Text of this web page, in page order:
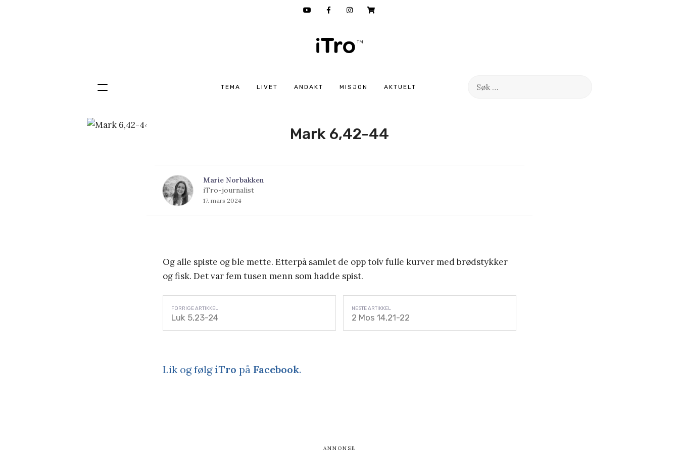
TEMA LIVET ANDAKT MISJON AKTUELT
Søk
Hopp
innhold
Mark 6,42-44
Marie Norbakken
iTro-journalist
17. mars 2024
Og alle spiste og ble mette. Etterpå samlet de opp tolv fulle kurver med brødstykker
og fisk. Det var fem tusen menn som hadde spist.
Luk 5,23-24 2 Mos 14,21-22
Lik og følgiTro på Facebook.